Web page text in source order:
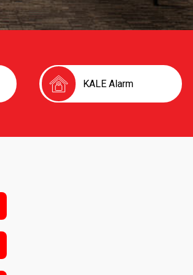
KALE Alarm